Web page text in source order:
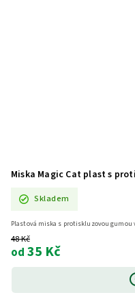
Miska Magic Cat plast s
Skladem
48 Kč
od 35 Kč
Plastová miska s protiskluzovou gumou